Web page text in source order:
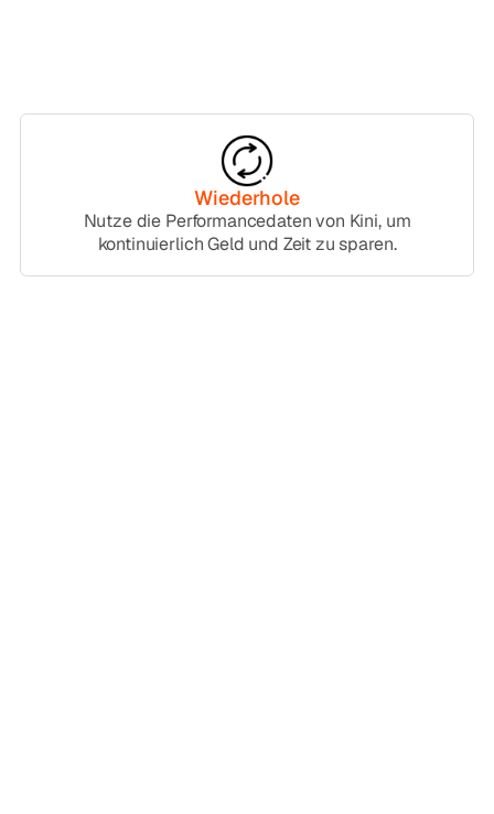
Wiederhole
Nutze die Performancedaten von Kini, um
kontinuierlich Geld und Zeit zu sparen.